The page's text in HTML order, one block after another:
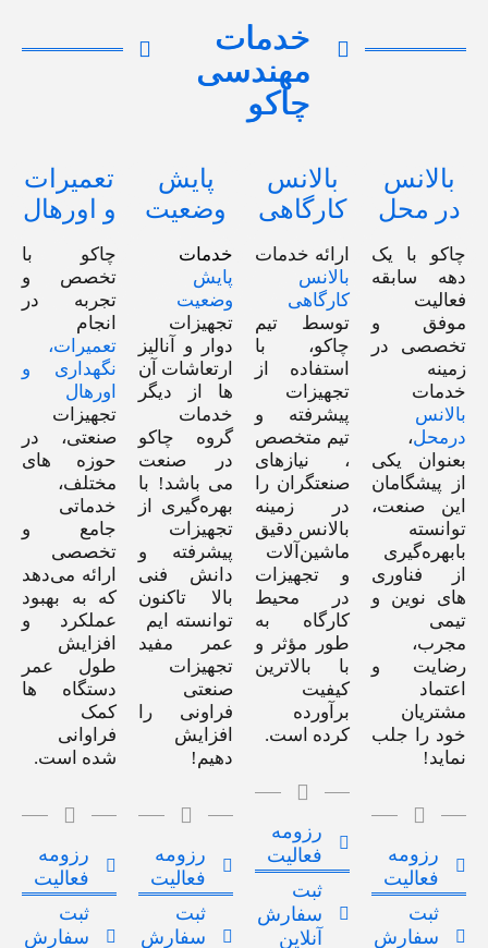
خدمات
مهندسی
چاکو
بالانس
در محل
چاکو با یک
دهه سابقه‌
فعالیت
موفق و
تخصصی در
زمینه
خدمات
بالانس
درمحل،
بعنوان یکی
از پیشگامان
این صنعت،
توانسته
بابهره‌گیری
از فناوری
های نوین و
تیمی
مجرب،
رضایت و
اعتماد
مشتریان
خود را جلب
نماید!
رزومه
فعالیت
ثبت
سفارش
بالانس
کارگاهی
ارائه خدمات
بالانس
کارگاهی
توسط تیم
چاکو، با
استفاده از
تجهیزات
پیشرفته و
تیم متخصص
، نیازهای
صنعتگران را
در زمینه
بالانس دقیق
ماشین‌آلات
و تجهیزات
در محیط
کارگاه به
طور مؤثر و
با بالاترین
کیفیت
برآورده
کرده است.
رزومه
فعالیت
ثبت
سفارش
آنلاین
پایش
وضعیت
خدمات
پایش
وضعیت
تجهیزات
دوار و آنالیز
ارتعاشات آن
ها از دیگر
خدمات
گروه چاکو
در صنعت
می باشد! با
بهره‌گیری از
تجهیزات
پیشرفته و
دانش فنی
بالا تاکنون
توانسته ایم
عمر مفید
تجهیزات
صنعتی
فراونی را
افزایش
دهیم!
رزومه
فعالیت
ثبت
سفارش
تعمیرات
و اورهال
چاکو با
تخصص و
تجربه در
انجام
تعمیرات،
نگهداری و
اورهال
تجهیزات
صنعتی، در
حوزه های
مختلف،
خدماتی
جامع و
تخصصی
ارائه می‌دهد
که به بهبود
عملکرد و
افزایش
طول عمر
دستگاه ها
کمک
فراوانی
شده است.
رزومه
فعالیت
ثبت
سفارش